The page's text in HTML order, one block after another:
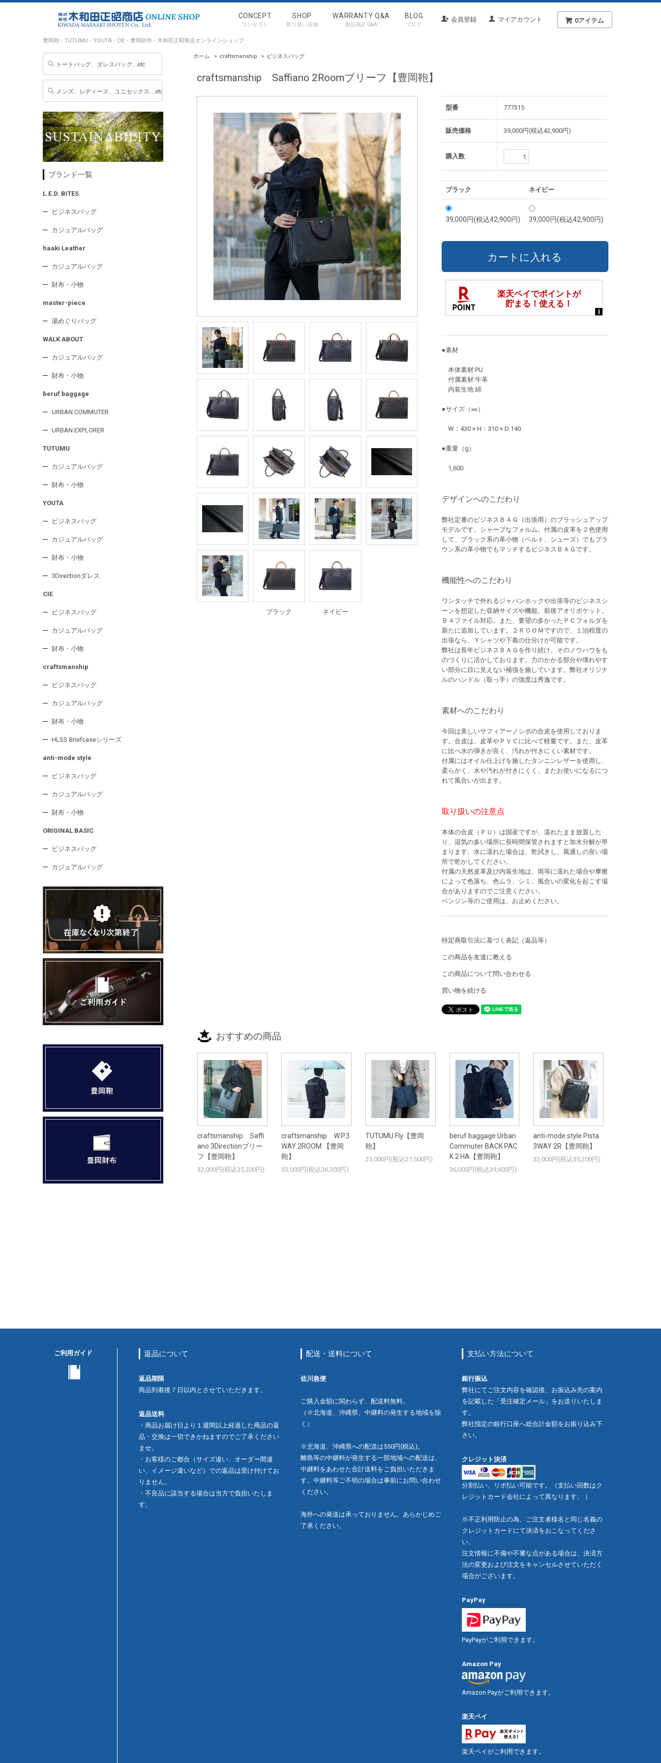
0アイテム
会員登録 マイアカウント
CONCEPT
コンセプト
SHOP
取り扱い店舗
WARRANTY Q&A
製品保証 Q&A
BLOG
ブログ
豊岡鞄・TUTUMU・YOUTA・CIE・豊岡財布・木和田正昭商店オンラインショップ
ホーム > craftsmanship > ビジネスバッグ
craftsmanship Saffiano 2Roomブリーフ【豊岡鞄】
ブラック ネイビー
型番 777315
販売価格 39,000円(税込42,900円)
購入数
ブラック ネイビー
39,000円(税込42,900円) 39,000円(税込42,900円)
●素材
本体素材:PU
付属素材:牛革
内装生地:綿
●サイズ（㎜）
W：430 × H：310 × D:140
●重量（g）
1,600
デザインへのこだわり
弊社定番のビジネスＢＡＧ（出張用）のブラッシュアップ
モデルです。シャープなフォルム。付属の皮革を２色使用
して、ブラック系の革小物（ベルト、シューズ）でもブラ
ウン系の革小物でもマッチするビジネスＢＡＧです。
機能性へのこだわり
ワンタッチで外れるジャパンホックや出張等のビジネスシ
ーンを想定した収納サイズや機能。前後アオリポケット。
Ｂ４ファイル対応。また、要望の多かったＰＣフォルダを
新たに追加しています。２ＲＯＯＭですので、１泊程度の
出張なら、Ｙシャツや下着の仕分けが可能です。
弊社は長年ビジネスＢＡＧを作り続け、そのノウハウをも
のづくりに活かしております。力のかかる部分や壊れやす
い部分に目に見えない補強を施しています。弊社オリジナ
ルのハンドル（取っ手）の強度は秀逸です。
素材へのこだわり
今回は美しいサフィアーノシボの合皮を使用しておりま
す。合皮は、皮革やＰＶＣに比べて軽量です。また、皮革
に比べ水の弾きが良く、汚れが付きにくい素材です。
付属にはオイル仕上げを施したタンニンレザーを使用し、
柔らかく、水や汚れが付きにくく、またお使いになるにつ
れて風合いが出ます。
取り扱いの注意点
本体の合皮（ＰＵ）は国産ですが、濡れたまま放置した
り、湿気の多い場所に長時間保管されますと加水分解が早
まります。水に濡れた場合は、乾拭きし、風通しの良い場
所で乾かしてください。
付属の天然皮革及び内装生地は、雨等に濡れた場合や摩擦
によって色落ち、色ムラ、シミ、風合いの変化を起こす場
合がありますのでご注意ください。
ベンジン等のご使用は、お止めください。
特定商取引法に基づく表記（返品等）
この商品を友達に教える
この商品について問い合わせる
買い物を続ける
おすすめの商品
craftsmanship Saffi
ano 3Directionブリー
フ【豊岡鞄】
32,000円(税込35,200円)
craftsmanship W.P.3
WAY 2ROOM 【豊岡
鞄】
33,000円(税込36,300円)
TUTUMU Fly【豊岡
鞄】
25,000円(税込27,500円)
beruf baggage Urban
Commuter BACK PAC
K 2 HA【豊岡鞄】
36,000円(税込39,600円)
anti-mode style Pista
3WAY 2R【豊岡鞄】
32,000円(税込35,200円)
ブランド一覧
L.E.D. BITES
ビジネスバッグ
カジュアルバッグ
haaki Leather
カジュアルバッグ
財布・小物
master-piece
湯めぐりバッグ
WALK ABOUT
カジュアルバッグ
財布・小物
beruf baggage
URBAN COMMUTER
URBAN EXPLORER
TUTUMU
カジュアルバッグ
財布・小物
YOUTA
ビジネスバッグ
カジュアルバッグ
財布・小物
3Directionダレス
CIE
ビジネスバッグ
カジュアルバッグ
財布・小物
craftsmanship
ビジネスバッグ
カジュアルバッグ
財布・小物
HLSS Briefcaseシリーズ
anti-mode style
ビジネスバッグ
カジュアルバッグ
財布・小物
ORIGINAL BASIC
ビジネスバッグ
カジュアルバッグ
ご利用ガイド 返品について
返品期限
商品到着後７日以内とさせていただきます。
返品送料
・商品お届け日より１週間以上経過した商品の返
品・交換は一切できかねますのでご了承ください
ませ。
・お客様のご都合（サイズ違い、オーダー間違
い、イメージ違いなど）での返品は受け付けてお
りません。
・不良品に該当する場合は当方で負担いたしま
す。
配送・送料について
佐川急便
ご購入金額に関わらず、配送料無料。
（※北海道、沖縄県、中継料の発生する地域を除
く）
※北海道、沖縄県への配送は550円(税込)。
離島等の中継料が発生する一部地域への配送は、
中継料をあわせた合計送料をご負担いただきま
す。中継料等ご不明の場合は事前にお問い合わせ
ください。
海外への発送は承っておりません。あらかじめご
了承ください。
支払い方法について
銀行振込
弊社にてご注文内容を確認後、お振込み先の案内
を記載した「受注確定メール」をお送りいたしま
す。
弊社指定の銀行口座へ総合計金額をお振り込み下
さい。
クレジット決済
分割払い、リボ払い可能です。（支払い回数はク
レジットカード会社によって異なります。 ）
※不正利用防止の為、ご注文者様名と同じ名義の
クレジットカードにて決済をおこなってくださ
い。
注文情報に不備や不審な点がある場合は、決済方
法の変更および注文をキャンセルさせていただく
場合がございます。
PayPay
PayPayがご利用できます。
Amazon Pay
Amazon Payがご利用できます。
楽天ペイ
楽天ペイがご利用できます。